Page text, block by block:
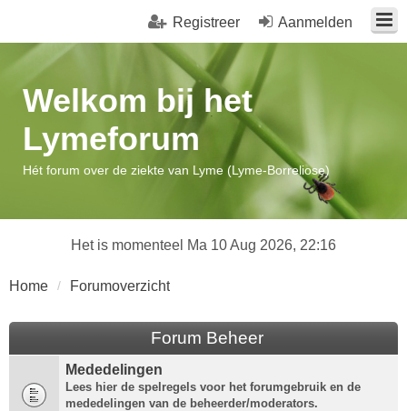
Aanmelden
Registreer
Welkom bij het
Lymeforum
Hét forum over de ziekte van Lyme (Lyme-Borreliose)
Het is momenteel Ma 10 Aug 2026, 22:16
Home Forumoverzicht
Forum Beheer
Mededelingen
Lees hier de spelregels voor het forumgebruik en de
mededelingen van de beheerder/moderators.